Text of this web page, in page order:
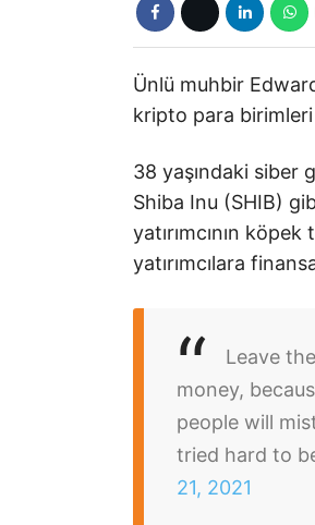
Ünlü muhbir
kripto para
38 yaşındaki siber
Shiba Inu (SHIB)
yatırımcının
yatırımcılara
Leave
money,
people will
tried hard to
21, 2021